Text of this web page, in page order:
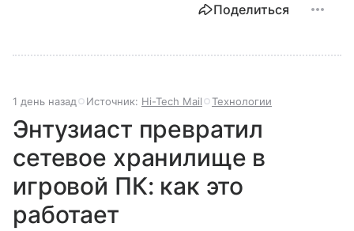
Поделиться
1 день назад Источник: Hi-Tech Mail Технологии
Энтузиаст превратил
сетевое хранилище в
игровой ПК: как это
работает